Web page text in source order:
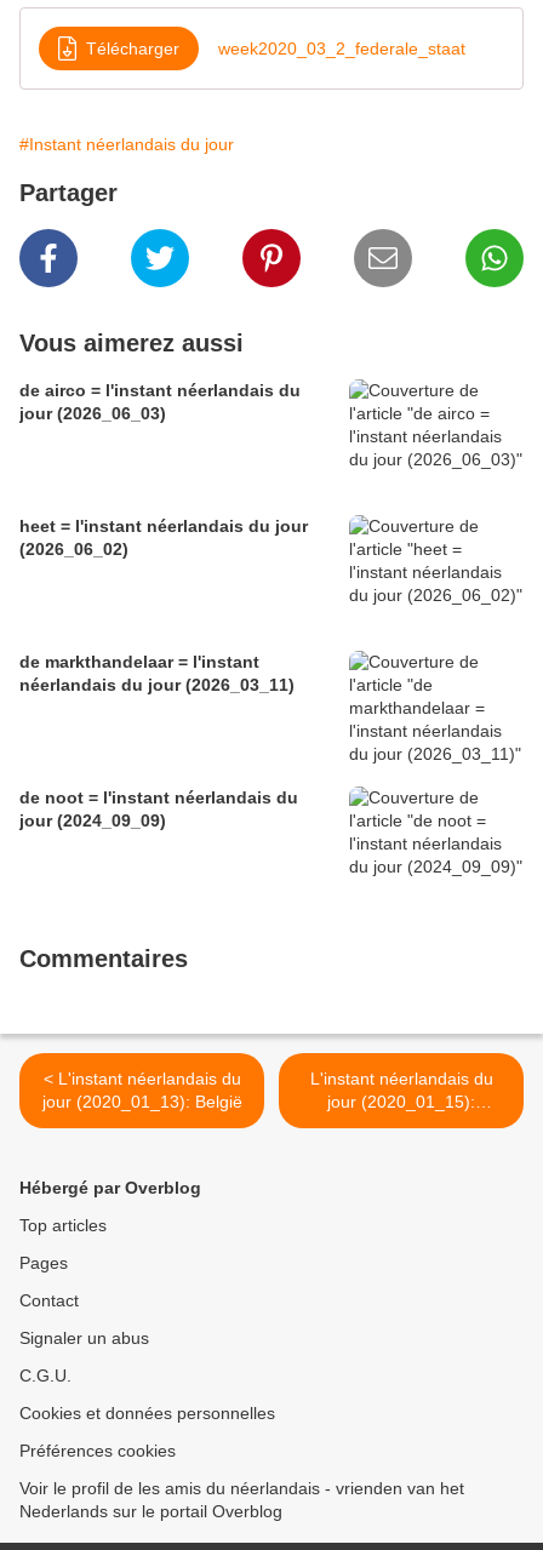
Télécharger week2020_03_2_federale_staat
#Instant néerlandais du jour
Partager
Vous aimerez aussi
de airco = l'instant néerlandais du
jour (2026_06_03)
heet = l'instant néerlandais du jour
(2026_06_02)
de markthandelaar = l'instant
néerlandais du jour (2026_03_11)
de noot = l'instant néerlandais du
jour (2024_09_09)
Commentaires
< L'instant néerlandais du
jour (2020_01_13): België
L'instant néerlandais du
jour (2020_01_15):
Vlaanderen >
Hébergé par Overblog
Top articles
Pages
Contact
Signaler un abus
C.G.U.
Cookies et données personnelles
Préférences cookies
Voir le profil de les amis du néerlandais - vrienden van het
Nederlands sur le portail Overblog